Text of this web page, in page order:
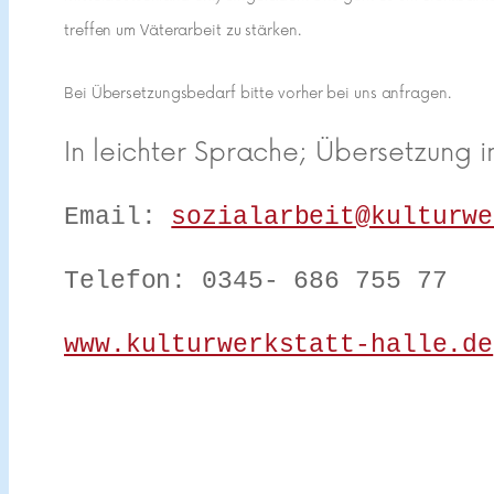
treffen um Väterarbeit zu stärken.
Bei Übersetzungsbedarf bitte vorher bei uns anfragen.
In leichter Sprache; Übersetzung
Email:
Telefon: 0345- 686 755 77
www.kulturwerkstatt-halle.de